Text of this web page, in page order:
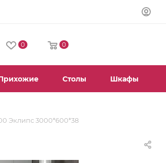
0 0
Столы Шкафы
Эклипс 3000*600*38